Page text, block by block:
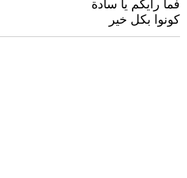
فما رأيكم يا سادة
كونوا بكل خير